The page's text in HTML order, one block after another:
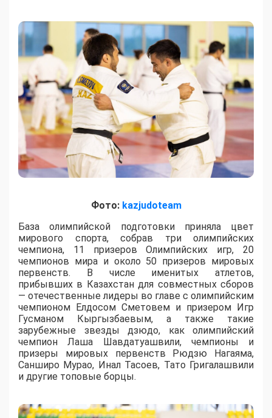
Фото: kazjudoteam
База олимпийской подготовки приняла цвет
мирового спорта, собрав три олимпийских
чемпиона, 11 призеров Олимпийских игр, 20
чемпионов мира и около 50 призеров мировых
первенств. В числе именитых атлетов,
прибывших в Казахстан для совместных сборов
— отечественные лидеры во главе с олимпийским
чемпионом Елдосом Сметовем и призером Игр
Гусманом Кыргызбаевым, а также такие
зарубежные звезды дзюдо, как олимпийский
чемпион Лаша Шавдатуашвили, чемпионы и
призеры мировых первенств Рюдзю Нагаяма,
Санширо Мурао, Инал Тасоев, Тато Григалашвили
и другие топовые борцы.